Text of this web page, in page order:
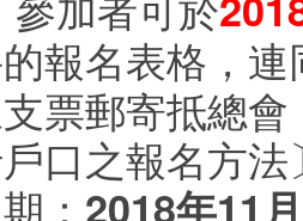
的報名表格，
票郵寄抵總
口之報名方法
： 2018年11 月